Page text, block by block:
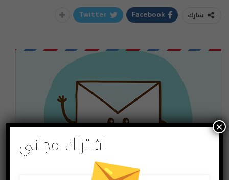
شارك Facebook
Twitter
اشتراك مجاني
×